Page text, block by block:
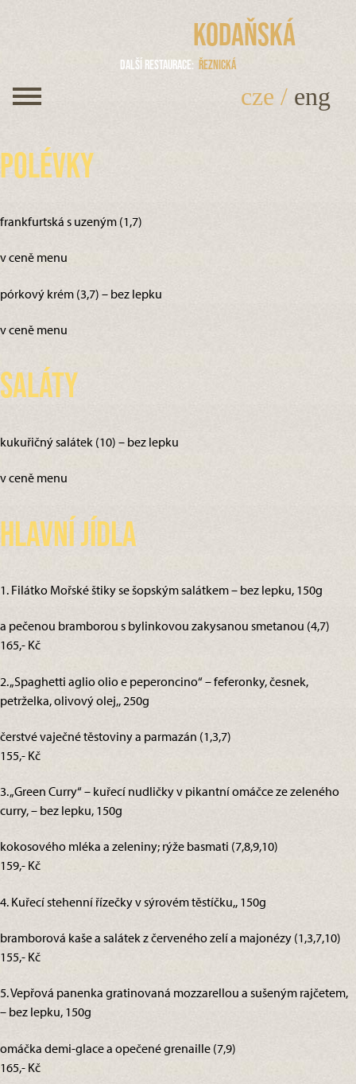
Kodaňská
Další restaurace Řeznická
cze / eng
Polévky
frankfurtská s uzeným (1,7)
v ceně menu
pórkový krém (3,7) – bez lepku
v ceně menu
Saláty
kukuřičný salátek (10) – bez lepku
v ceně menu
Hlavní jídla
1. Filátko Mořské štiky se šopským salátkem – bez lepku, 150g
a pečenou bramborou s bylinkovou zakysanou smetanou (4,7)
165,- Kč
2. „Spaghetti aglio olio e peperoncino“ – feferonky, česnek,
petrželka, olivový olej,, 250g
čerstvé vaječné těstoviny a parmazán (1,3,7)
155,- Kč
3. „Green Curry“ – kuřecí nudličky v pikantní omáčce ze zeleného
curry, – bez lepku, 150g
kokosového mléka a zeleniny; rýže basmati (7,8,9,10)
159,- Kč
4. Kuřecí stehenní řízečky v sýrovém těstíčku,, 150g
bramborová kaše a salátek z červeného zelí a majonézy (1,3,7,10)
155,- Kč
5. Vepřová panenka gratinovaná mozzarellou a sušeným rajčetem,
– bez lepku, 150g
omáčka demi-glace a opečené grenaille (7,9)
165,- Kč